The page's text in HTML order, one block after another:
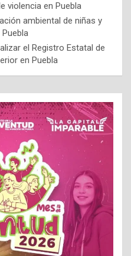
violencia en Puebla
ambiental de niñas y
el Registro Estatal de
en Puebla